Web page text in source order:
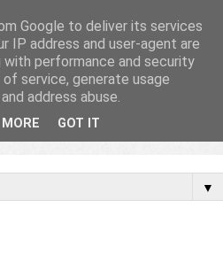
▼
Google to deliver its services
IP address and user-agent are
with performance and security
service, generate usage
address abuse.
GOT IT